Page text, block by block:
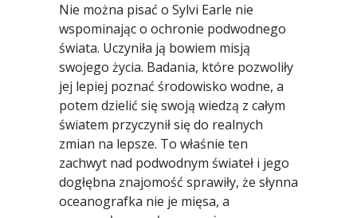
Nie można pisać o Sylvi Earle nie
wspominając o ochronie podwodnego
świata. Uczyniła ją bowiem misją
swojego życia. Badania, które pozwoliły
jej lepiej poznać środowisko wodne, a
potem dzielić się swoją wiedzą z całym
światem przyczynił się do realnych
zmian na lepsze. To właśnie ten
zachwyt nad podwodnym świateł i jego
dogłębna znajomość sprawiły, że słynna
oceanografka nie je mięsa, a